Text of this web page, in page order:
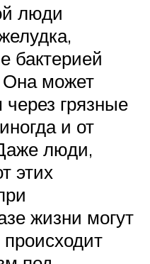
люди
бактерией
может
через грязные
и от
люди,
этих
жизни могут